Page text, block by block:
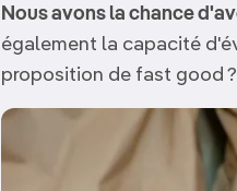
Nous avons la chance
également la capacité
proposition de fast good ?
Image